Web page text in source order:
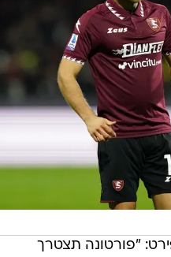
"פורטונה תצטרך